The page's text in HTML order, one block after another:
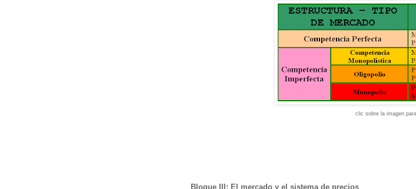
clic sobre la imagen
Bloque III: El mercado y el sistema de precios